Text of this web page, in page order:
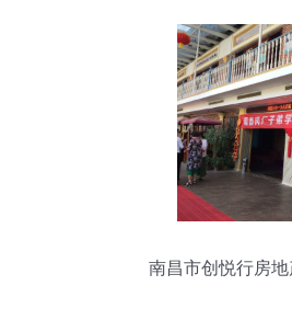
南昌市创悦行房地